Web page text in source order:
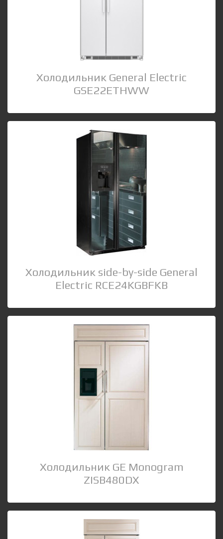
Холодильник General Electric
GSE22ETHWW
Холодильник side-by-side General
Electric RCE24KGBFKB
Холодильник GE Monogram
ZISB480DX